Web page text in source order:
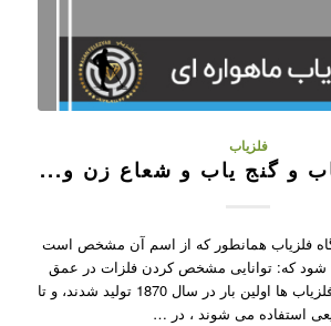
فلزیاب
و گنج یاب و شعاع زن و...
فلزیاب همانطور که از اسم آن مشخص است
شود که: توانایی مشخص کردن فلزات در عمق
های مختلف را دارد . فلزیاب ها اولین بار در سال 1870 تولید شدند، و تا
استفاده می شوند ، در …